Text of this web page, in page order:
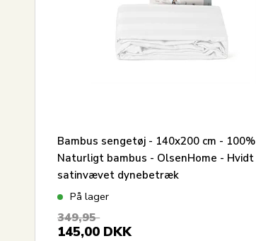
Bambus sengetøj - 140x200 cm - 100%
Naturligt bambus - OlsenHome - Hvidt
satinvævet dynebetræk
På lager
349,95
145,00 DKK